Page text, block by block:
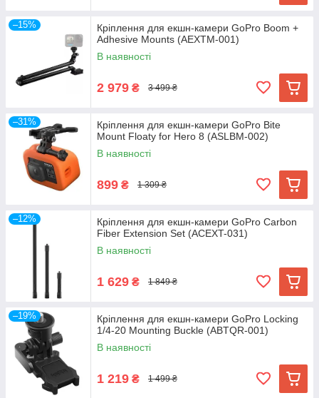
–15%
Кріплення для екшн-камери GoPro Boom +
Adhesive Mounts (AEXTM-001)
В наявності
2 979 ₴ 3 499 ₴
–31%
Кріплення для екшн-камери GoPro Bite
Mount Floaty for Hero 8 (ASLBM-002)
В наявності
899 ₴ 1 309 ₴
–12%
Кріплення для екшн-камери GoPro Carbon
Fiber Extension Set (ACEXT-031)
В наявності
1 629 ₴ 1 849 ₴
–19%
Кріплення для екшн-камери GoPro Locking
1/4-20 Mounting Buckle (ABTQR-001)
В наявності
1 219 ₴ 1 499 ₴